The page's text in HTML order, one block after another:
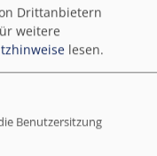
März 2024
auch Männer
Friedenskirche
Drittanbietern
weitere
lesen.
Benutzersitzung